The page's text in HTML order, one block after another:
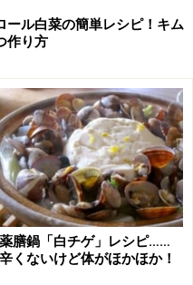
ール白菜の簡単レシピ！キム
作り方
薬膳鍋「白チゲ」レシピ……
辛くないけど体がほかほか！